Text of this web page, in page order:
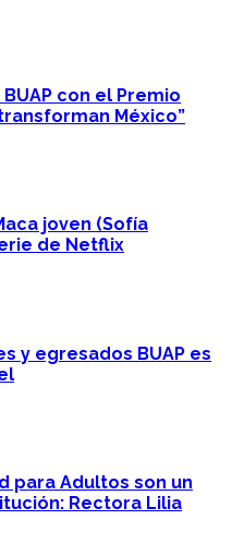
con el Premio
México”
joven (Sofía
de Netflix
y egresados BUAP es
para Adultos son un
Rectora Lilia